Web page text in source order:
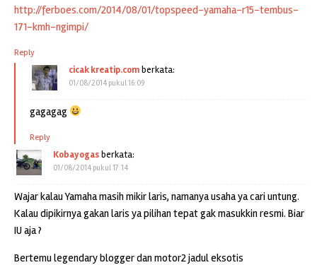
http://ferboes.com/2014/08/01/topspeed-yamaha-r15-tembus-
171-kmh-ngimpi/
Reply
cicak kreatip.comberkata:
01/08/2014 pukul 16:09
gagagag
Reply
Kobayogasberkata:
01/08/2014 pukul 17:14
Wajar kalau Yamaha masih mikir laris, namanya usaha ya cari untung.
Kalau dipikirnya gakan laris ya pilihan tepat gak masukkin resmi. Biar
IU aja ?
Bertemu legendary blogger dan motor2 jadul eksotis